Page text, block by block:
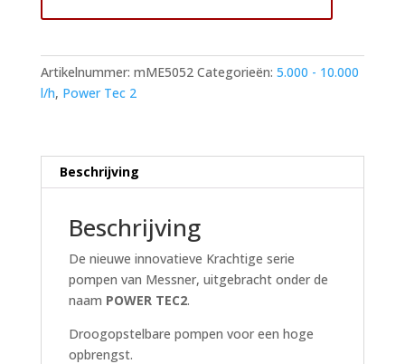
8000
aantal
Artikelnummer: mME5052 Categorieën: 5.000 - 10.000
l/h, Power Tec 2
Beschrijving
Beschrijving
De nieuwe innovatieve Krachtige serie
pompen van Messner, uitgebracht onder de
naam POWER TEC2.
Droogopstelbare pompen voor een hoge
opbrengst.